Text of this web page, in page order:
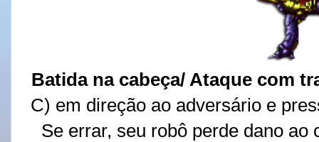
Batida na cabeça/ Ataque com
C) em direção ao adversário e
Se errar, seu robô perde dano ao